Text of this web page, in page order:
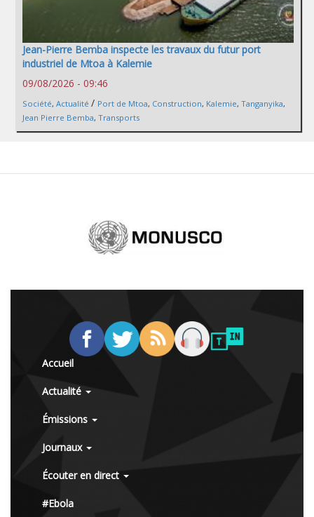
Jean-Pierre Bemba inspecte les travaux du futur port
industriel de Mtoa à Kalemie
09/08/2026 - 09:46
Société, Actualité / Port de Mtoa, Construction, Kalemie, Tanganyika,
Jean Pierre Bemba, Transports
Accueil
Actualité
Émissions
Journaux
Écouter en direct
#Ebola